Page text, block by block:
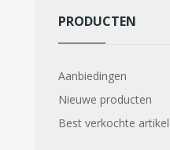
PRODUCTEN
Aanbiedingen
Nieuwe producten
Best verkochte